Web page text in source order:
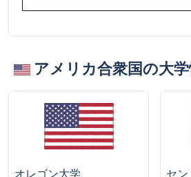
アメリカ合衆国の大
オレゴン大学 セ